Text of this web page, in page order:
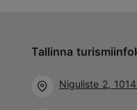
Tallinna
Niguliste 2,